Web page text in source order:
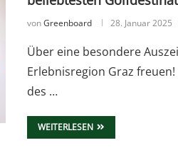
vonGreenboard 28. Januar 2025
Über eine besondere
Erlebnisregion Graz
des …
WEITERLESEN